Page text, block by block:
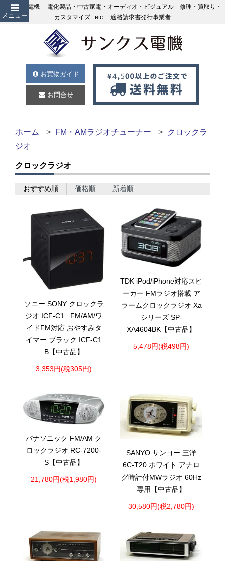
メニュー
サンクス電機 電化製品・中古家電・オーディオ・ビジュアル 修理・買取り・
カスタマイズ...etc 適格請求書発行事業者
お買物ガイド
お問合せ
ホーム FM・AMラジオチューナー
クロックラ
ジオ
クロックラジオ
おすすめ順 価格順 新着順
ソニー SONY クロックラ
ジオ ICF-C1 : FM/AM/ワ
イドFM対応 おやすみタ
イマー ブラック ICF-C1
B【中古品】
3,353円(税305円)
TDK iPod/iPhone対応スピ
ーカー FMラジオ搭載 ア
ラームクロックラジオ Xa
シリーズ SP-
XA4604BK【中古品】
5,478円(税498円)
パナソニック FM/AM ク
ロックラジオ RC-7200-
S【中古品】
21,780円(税1,980円)
SANYO サンヨー 三洋
6C-T20 ホワイト アナロ
グ時計付MWラジオ 60Hz
専用【中古品】
30,580円(税2,780円)